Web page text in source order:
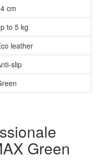
cm
to 5 kg
leather
slip
Green